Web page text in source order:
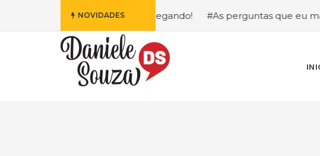
NOVIDADES
da Disney Está Chegando! #As perguntas que eu mais recebo